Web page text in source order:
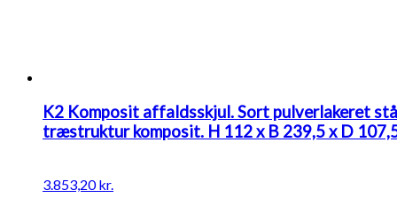
K2 Komposit affaldsskjul. Sort pulverlakeret
træstruktur komposit. H 112 x B 239,5 x D
3.853,20kr.